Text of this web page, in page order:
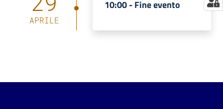
APRILE
10:00 -Fine evento